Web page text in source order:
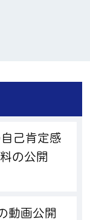
己肯定感
の公開
動画公開